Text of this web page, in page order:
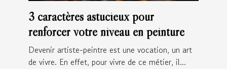
3 caractères astucieux pour
renforcer votre niveau en peinture
Devenir artiste-peintre est une vocation, un art
de vivre. En effet, pour vivre de ce métier, il...